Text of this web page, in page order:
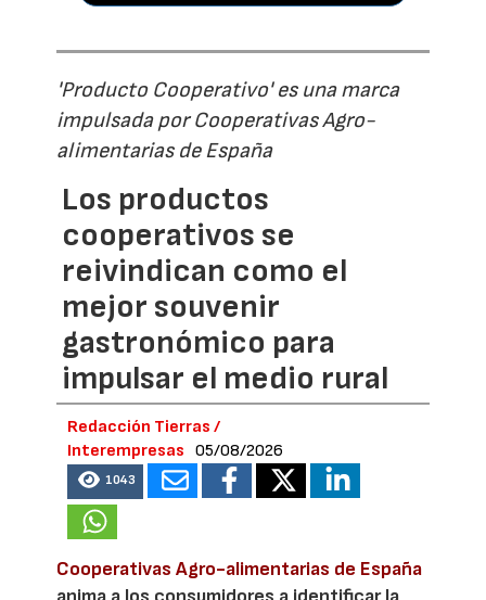
'Producto Cooperativo' es una marca
impulsada por Cooperativas Agro-
alimentarias de España
Los productos
cooperativos se
reivindican como el
mejor souvenir
gastronómico para
impulsar el medio rural
Redacción Tierras /
Interempresas
05/08/2026
1043
Cooperativas Agro-alimentarias de España